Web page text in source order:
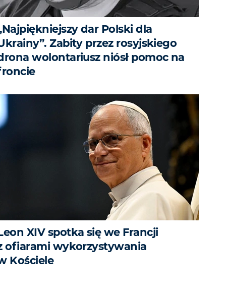
dar Polski dla
Zabity przez rosyjskiego
wolontariusz niósł pomoc na
XIV spotka się we Francji
ofiarami wykorzystywania
Kościele